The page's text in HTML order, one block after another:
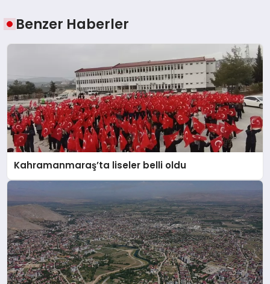
Benzer Haberler
Kahramanmaraş’ta liseler belli oldu